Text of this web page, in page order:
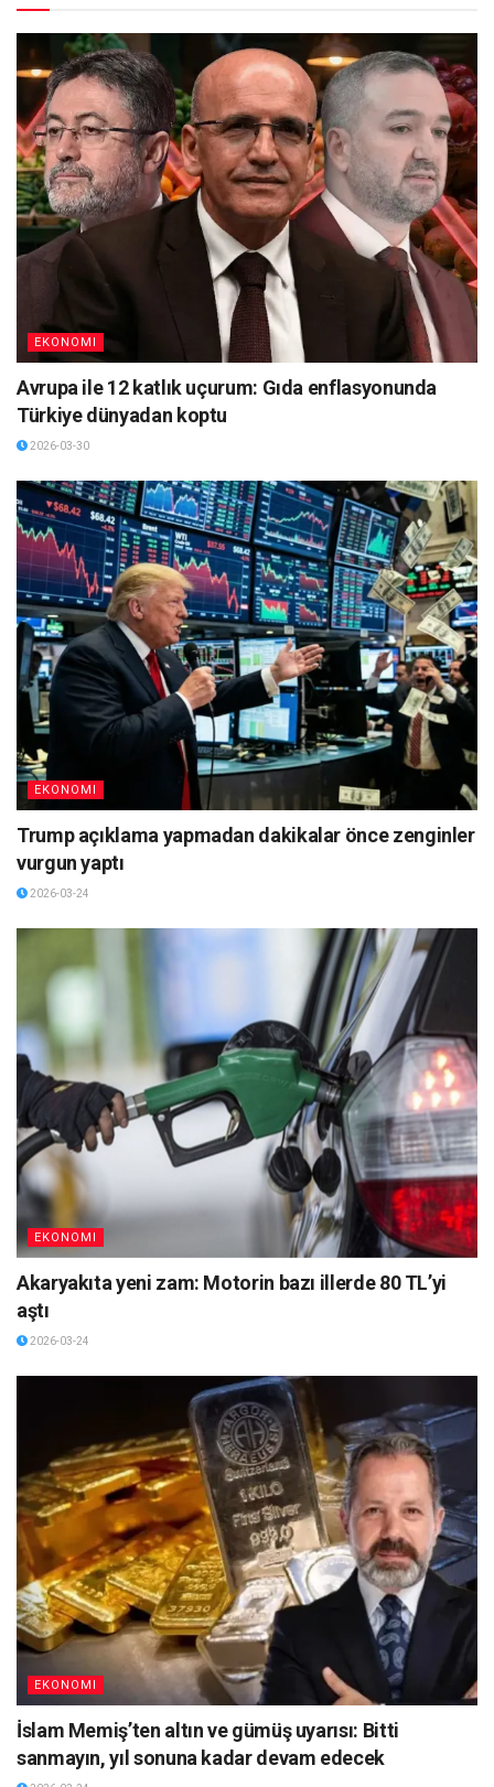
EKONOMI
Avrupa ile 12 katlık uçurum: Gıda enflasyonunda
Türkiye dünyadan koptu
2026-03-30
EKONOMI
Trump açıklama yapmadan dakikalar önce zenginler
vurgun yaptı
2026-03-24
EKONOMI
Akaryakıta yeni zam: Motorin bazı illerde 80 TL’yi
aştı
2026-03-24
EKONOMI
İslam Memiş’ten altın ve gümüş uyarısı: Bitti
sanmayın, yıl sonuna kadar devam edecek